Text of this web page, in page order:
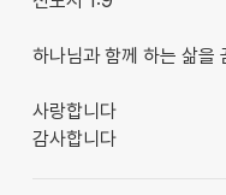
하나님과 함께 하는 삶을
사랑합니다
감사합니다